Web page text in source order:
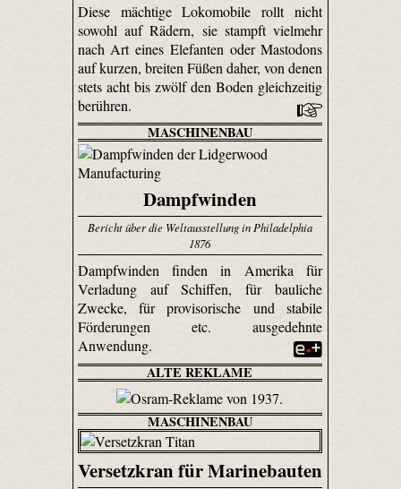
Diese mächtige Loko­mobile rollt nicht
sowohl auf Rädern, sie stampft vielmehr
nach Art eines Elefanten oder Mastodons
auf kurzen, breiten Füßen daher, von denen
stets acht bis zwölf den Boden gleichzeitig
berühren.
MASCHINENBAU
Dampfwinden
Bericht über die Weltausstellung in Philadelphia
1876
Dampfwinden finden in Amerika für
Verladung auf Schiffen, für bauliche
Zwecke, für provisorische und stabile
Förderungen etc. ausgedehnte
Anwendung.
ALTE REKLAME
MASCHINENBAU
Versetzkran für Marinebauten